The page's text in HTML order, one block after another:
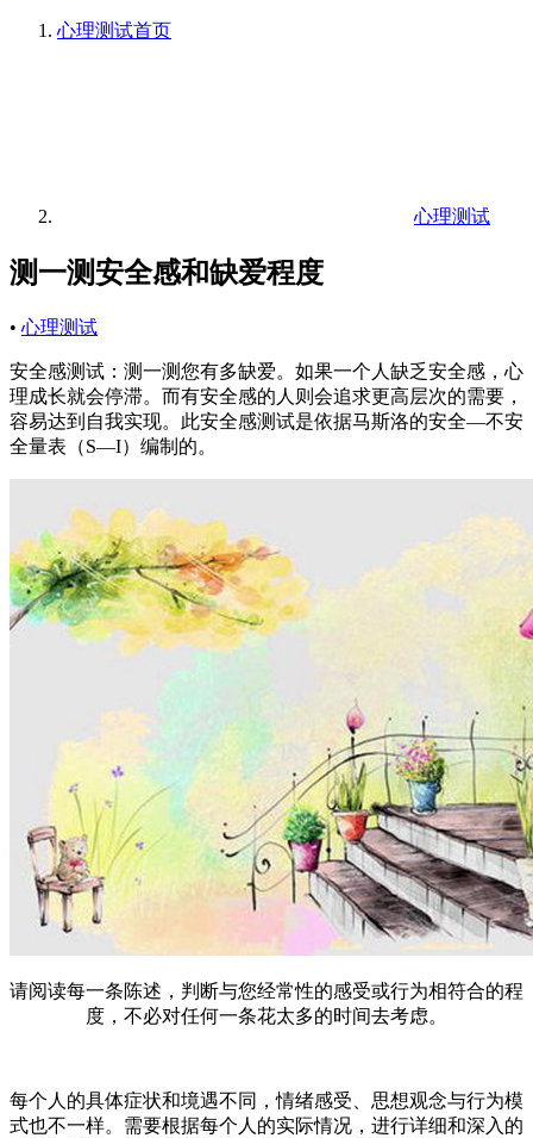
心理测试首页
心理测试
测一测安全感和缺爱程度
• 心理测试
安全感测试：测一测您有多缺爱。如果一个人缺乏安全感，心
理成长就会停滞。而有安全感的人则会追求更高层次的需要，
容易达到自我实现。此安全感测试是依据马斯洛的安全—不安
全量表（S—I）编制的。
请阅读每一条陈述，判断与您经常性的感受或行为相符合的程
度，不必对任何一条花太多的时间去考虑。
每个人的具体症状和境遇不同，情绪感受、思想观念与行为模
式也不一样。需要根据每个人的实际情况，进行详细和深入的